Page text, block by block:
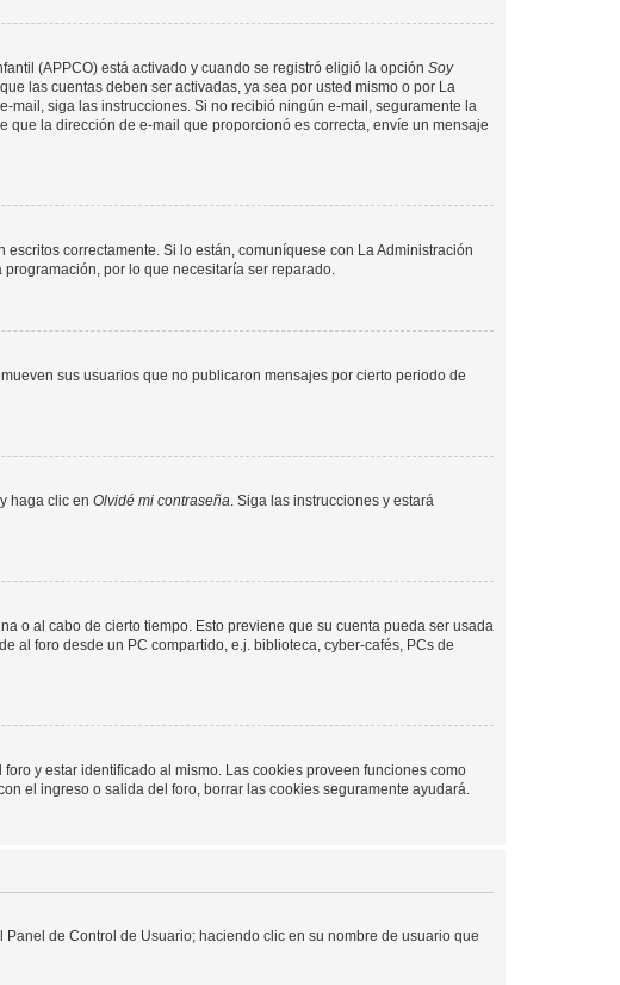
(APPCO) está activado y cuando se registró eligió la opción Soy
las cuentas deben ser activadas, ya sea por usted mismo o por La
mail, siga las instrucciones. Si no recibió ningún e-mail, seguramente la
la dirección de e-mail que proporcionó es correcta, envíe un mensaje
correctamente. Si lo están, comuníquese con La Administración
por lo que necesitaría ser reparado.
sus usuarios que no publicaron mensajes por cierto periodo de
haga clic en Olvidé mi contraseña. Siga las instrucciones y estará
o al cabo de cierto tiempo. Esto previene que su cuenta pueda ser usada
al foro desde un PC compartido, e.j. biblioteca, cyber-cafés, PCs de
y estar identificado al mismo. Las cookies proveen funciones como
el ingreso o salida del foro, borrar las cookies seguramente ayudará.
de Control de Usuario; haciendo clic en su nombre de usuario que